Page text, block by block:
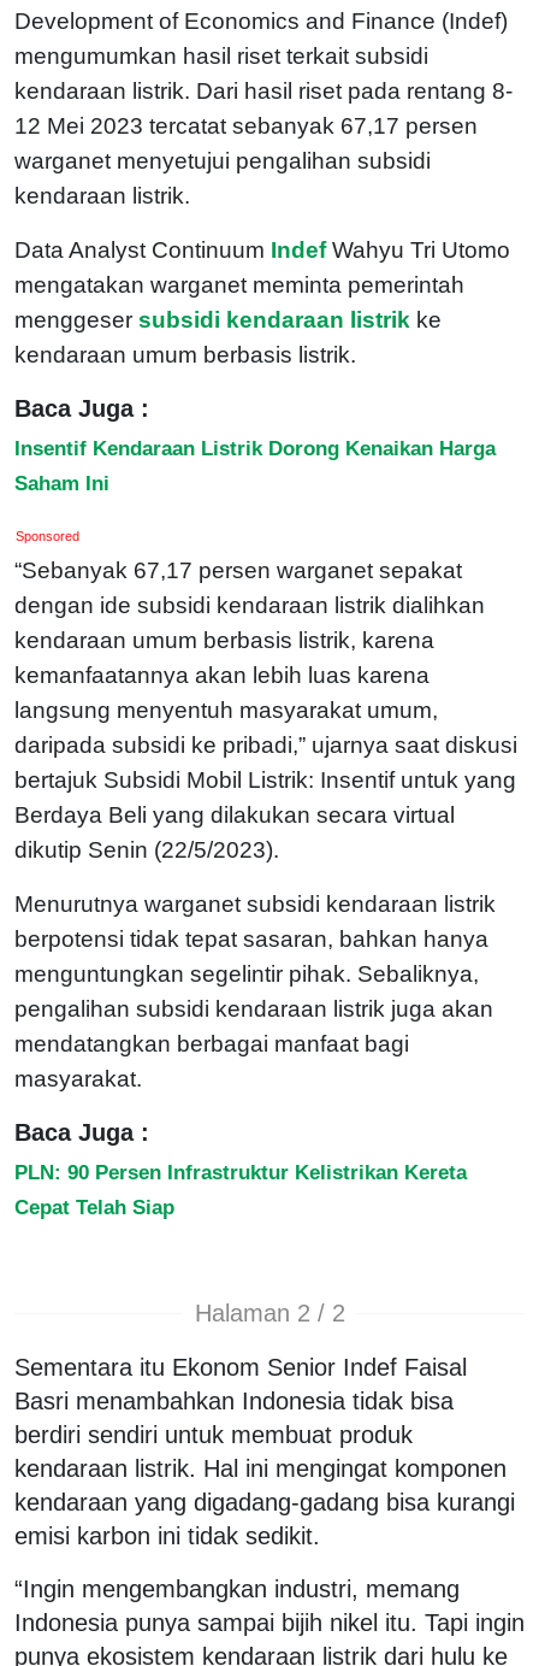
Development of Economics and Finance (Indef)
mengumumkan hasil riset terkait subsidi
kendaraan listrik. Dari hasil riset pada rentang 8-
12 Mei 2023 tercatat sebanyak 67,17 persen
warganet menyetujui pengalihan subsidi
kendaraan listrik.
Data Analyst Continuum IndefWahyu Tri Utomo
mengatakan warganet meminta pemerintah
menggeser subsidi kendaraan listrik ke
kendaraan umum berbasis listrik.
Baca Juga :
Insentif Kendaraan Listrik Dorong Kenaikan Harga
Saham Ini
Sponsored
“Sebanyak 67,17 persen warganet sepakat
dengan ide subsidi kendaraan listrik dialihkan
kendaraan umum berbasis listrik, karena
kemanfaatannya akan lebih luas karena
langsung menyentuh masyarakat umum,
daripada subsidi ke pribadi,” ujarnya saat diskusi
bertajuk Subsidi Mobil Listrik: Insentif untuk yang
Berdaya Beli yang dilakukan secara virtual
dikutip Senin (22/5/2023).
Menurutnya warganet subsidi kendaraan listrik
berpotensi tidak tepat sasaran, bahkan hanya
menguntungkan segelintir pihak. Sebaliknya,
pengalihan subsidi kendaraan listrik juga akan
mendatangkan berbagai manfaat bagi
masyarakat.
Baca Juga :
PLN: 90 Persen Infrastruktur Kelistrikan Kereta
Cepat Telah Siap
Halaman 2 / 2
Sementara itu Ekonom Senior Indef Faisal
Basri menambahkan Indonesia tidak bisa
berdiri sendiri untuk membuat produk
kendaraan listrik. Hal ini mengingat komponen
kendaraan yang digadang-gadang bisa kurangi
emisi karbon ini tidak sedikit.
“Ingin mengembangkan industri, memang
Indonesia punya sampai bijih nikel itu. Tapi ingin
punya ekosistem kendaraan listrik dari hulu ke